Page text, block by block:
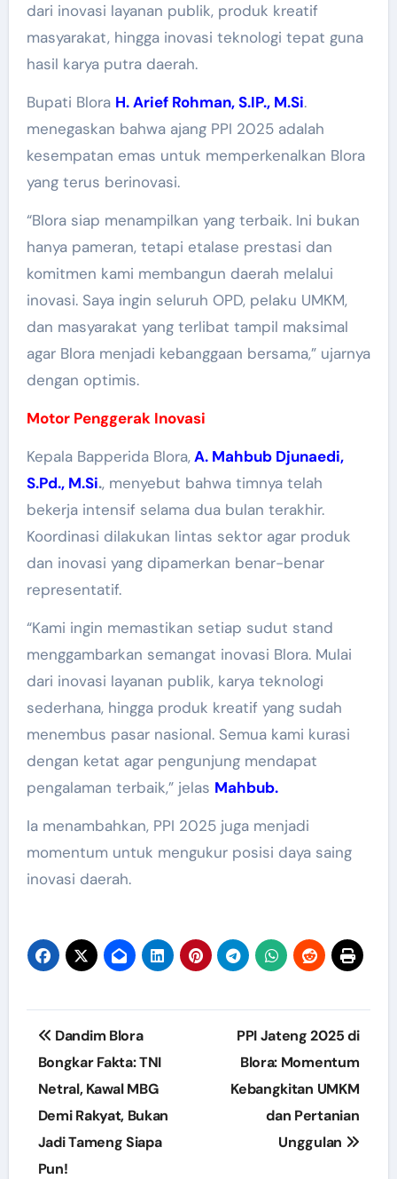
dari inovasi layanan publik, produk kreatif
masyarakat, hingga inovasi teknologi tepat guna
hasil karya putra daerah.
Bupati Blora H. Arief Rohman, S.IP., M.Si.
menegaskan bahwa ajang PPI 2025 adalah
kesempatan emas untuk memperkenalkan Blora
yang terus berinovasi.
“Blora siap menampilkan yang terbaik. Ini bukan
hanya pameran, tetapi etalase prestasi dan
komitmen kami membangun daerah melalui
inovasi. Saya ingin seluruh OPD, pelaku UMKM,
dan masyarakat yang terlibat tampil maksimal
agar Blora menjadi kebanggaan bersama,” ujarnya
dengan optimis.
Motor Penggerak Inovasi
Kepala Bapperida Blora,A. Mahbub Djunaedi,
S.Pd., M.Si., menyebut bahwa timnya telah
bekerja intensif selama dua bulan terakhir.
Koordinasi dilakukan lintas sektor agar produk
dan inovasi yang dipamerkan benar-benar
representatif.
“Kami ingin memastikan setiap sudut stand
menggambarkan semangat inovasi Blora. Mulai
dari inovasi layanan publik, karya teknologi
sederhana, hingga produk kreatif yang sudah
menembus pasar nasional. Semua kami kurasi
dengan ketat agar pengunjung mendapat
pengalaman terbaik,” jelas Mahbub.
Ia menambahkan, PPI 2025 juga menjadi
momentum untuk mengukur posisi daya saing
inovasi daerah.
Post
navigation
Dandim Blora
Bongkar Fakta: TNI
Netral, Kawal MBG
Demi Rakyat, Bukan
Jadi Tameng Siapa
Pun!
PPI Jateng 2025 di
Blora: Momentum
Kebangkitan UMKM
dan Pertanian
Unggulan